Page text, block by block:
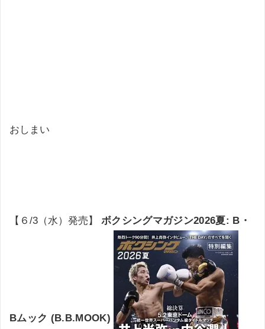
おしまい
【６/3（水）発売】 ボクシングマガジン2026夏: B・
Bムック (B.B.MOOK)